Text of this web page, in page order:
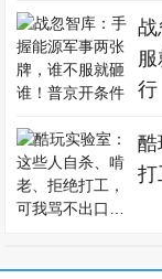
战
行
酷